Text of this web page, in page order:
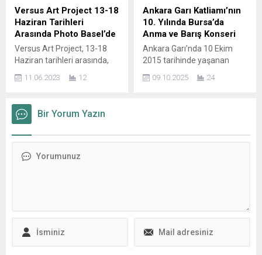
destekleriyle Sky Lux
Lounge Cafe’nin seçkin
atmosferinde
kamuoyunda geniş yankı
uyandırdı. Bursa’nın
vizyoner
Pelin Kaya, merakla
beklenen “Göründüğün
Kadar Varsın” isimli ilk
kitabının imza gününde
sevenleriyle bir araya geldi.
D&R’ın İstinyepark’taki
mağazasında...
Versus Art Project 13-18
Haziran Tarihleri
Arasında Photo Basel’de
Versus Art Project, 13-18
Haziran tarihleri arasında,
sanata adanmış ilk ve tek
Photo Basel’de uluslararası
sanat dünyasıyla buluşuyor.
fuarda, ikinci kez,
11.06.2023 12
Ankara Garı Katliamı’nın
10. Yılında Bursa’da
Anma ve Barış Konseri
Ankara Garı’nda 10 Ekim
2015 tarihinde yaşanan
yaşamını yitirenler Bursa’da
09.10.2025 24
Bir Yorum Yazın